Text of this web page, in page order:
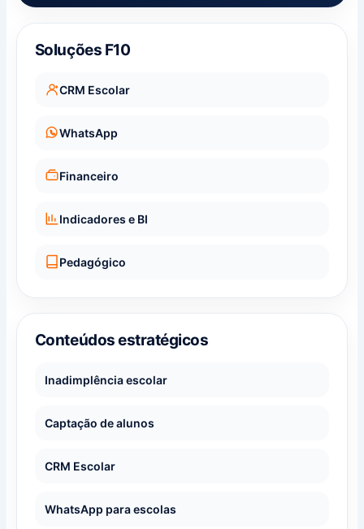
Soluções F10
CRM Escolar
WhatsApp
Financeiro
Indicadores e BI
Pedagógico
Conteúdos estratégicos
Inadimplência escolar
Captação de alunos
CRM Escolar
WhatsApp para escolas